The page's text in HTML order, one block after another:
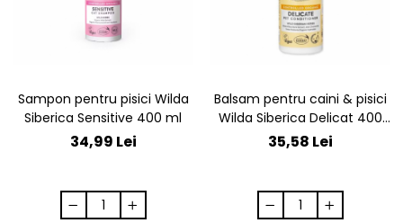
Sampon pentru pisici Wilda
Siberica Sensitive 400 ml
34,99 Lei
Balsam pentru caini & pisici
Wilda Siberica Delicat 400
ml
35,58 Lei